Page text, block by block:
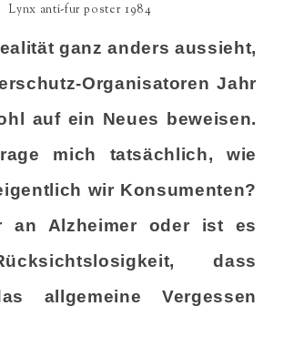
Lynx anti-fur poster 1984
ganz anders aussieht,
Organisatoren Jahr
auf ein Neues beweisen.
mich tatsächlich, wie
wir Konsumenten?
an Alzheimer oder ist es
dass
allgemeine Vergessen